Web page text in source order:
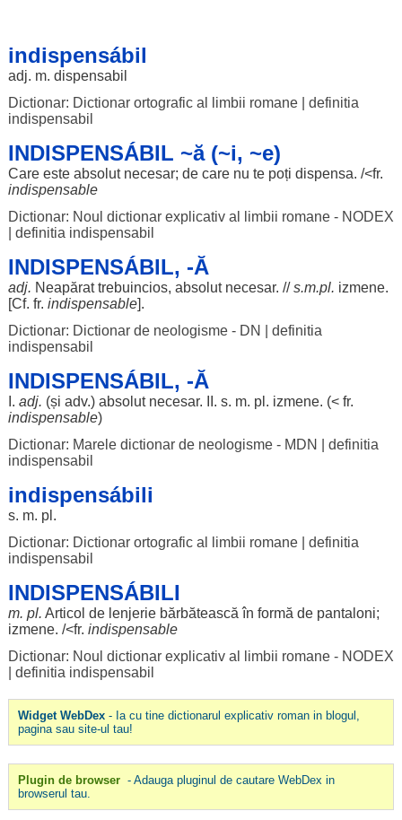
indispensábil
adj. m. dispensabil
Dictionar: Dictionar ortografic al limbii romane| definitia
indispensabil
INDISPENSÁBIL ~ă (~i, ~e)
Care este absolut necesar; de care nu te poți dispensa. /<fr.
indispensable
Dictionar: Noul dictionar explicativ al limbii romane - NODEX
definitia indispensabil
INDISPENSÁBIL, -Ă
adj. Neapărat trebuincios, absolut necesar. //s.m.pl. izmene.
[Cf. fr. indispensable].
Dictionar: Dictionar de neologisme - DN
definitia
indispensabil
INDISPENSÁBIL, -Ă
I. adj. (și adv.) absolut necesar. II. s. m. pl. izmene. (< fr.
indispensable)
Dictionar: Marele dictionar de neologisme - MDN
definitia
indispensabil
indispensábili
s. m. pl.
Dictionar: Dictionar ortografic al limbii romane| definitia
indispensabil
INDISPENSÁBILI
m. pl. Articol de lenjerie bărbătească în formă de pantaloni;
izmene. /<fr. indispensable
Dictionar: Noul dictionar explicativ al limbii romane - NODEX
definitia indispensabil
Widget WebDex- Ia cu tine dictionarul explicativ roman in blogul,
pagina sau site-ul tau!
Plugin de browser - Adauga pluginul de cautare WebDex in
browserul tau.